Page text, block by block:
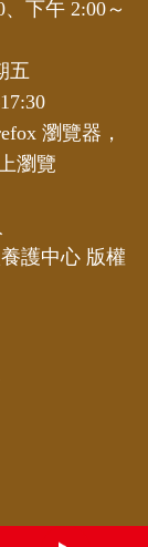
下午 2:00～
五
瀏覽器，
瀏覽
護中心 版權